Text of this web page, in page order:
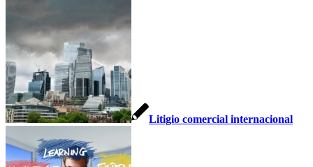
Litigio comercial internacional